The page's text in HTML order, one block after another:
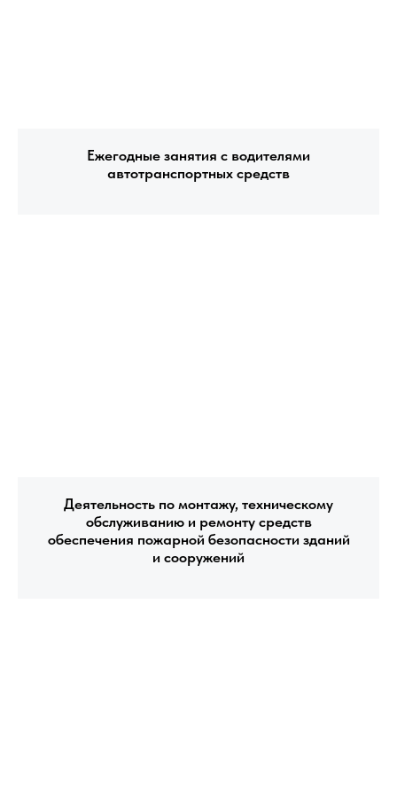
Ежегодные занятия с водителями
автотранспортных средств
Деятельность по монтажу, техническому
обслуживанию и ремонту средств
обеспечения пожарной безопасности зданий
и сооружений